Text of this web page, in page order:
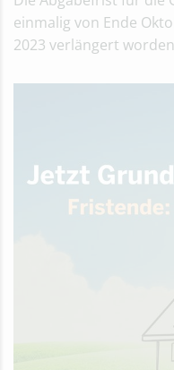
einmalig von Ende
2023 verlängert